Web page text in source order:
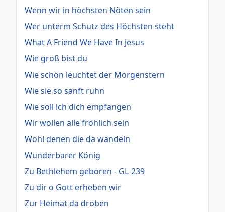
Wenn wir in höchsten Nöten sein
Wer unterm Schutz des Höchsten steht
What A Friend We Have In Jesus
Wie groß bist du
Wie schön leuchtet der Morgenstern
Wie sie so sanft ruhn
Wie soll ich dich empfangen
Wir wollen alle fröhlich sein
Wohl denen die da wandeln
Wunderbarer König
Zu Bethlehem geboren - GL-239
Zu dir o Gott erheben wir
Zur Heimat da droben